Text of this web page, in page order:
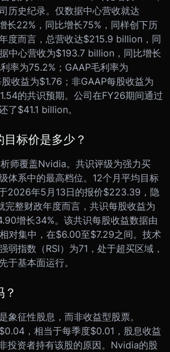
历史纪录。仅数据中心营收就达
长22%，同比增长75%，同样创下历
度而言，总营收达$215.9 billion，同
中心营收为$193.7 billion，同比增长
率为75.2%；GAAP毛利率为
收益为$1.76；非GAAP每股收益为
的共识预期。公司在FY26期间通过
了$41.1 billion。
标价是多少？
师覆盖Nvidia。共识评级为强力买
体系中的最高档位。12个月平均目标
2026年5月13日的报价$223.39，隐
完整财政年度而言，共识每股收益为
增长34%。该共识每股收益数据由
对集中，在$6.00至$7.29之间。技术
弱指数（RSI）为71，处于超买区域，
于基本面运行。
象征性股息，而非收益型股票。
，相当于每季度$0.01，股息收益
投资者持有该股的原因。Nvidia的股